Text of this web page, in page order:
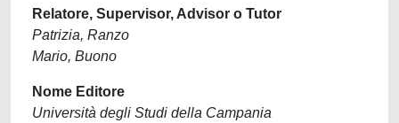
Relatore, Supervisor, Advisor o Tutor
Patrizia, Ranzo
Mario, Buono
Nome Editore
Università degli Studi della Campania